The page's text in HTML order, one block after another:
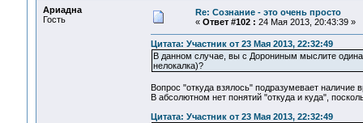
Ариадна
Гость
Re: Сознание - это очень просто
« Ответ #102 : 24 Мая 2013, 20:43:39 »
Цитата: Участник от 23 Мая 2013, 22:32:49
В данном случае, вы с Дорониным мыслите
нелокалка)?
Вопрос "откуда взялось" подразумевает наличие
В абсолютном нет понятий "откуда и куда",
Цитата: Участник от 23 Мая 2013, 22:32:49